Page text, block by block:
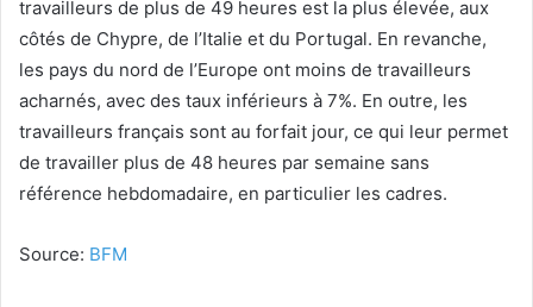
travailleurs de plus de 49 heures est la plus élevée, aux
côtés de Chypre, de l’Italie et du Portugal. En revanche,
les pays du nord de l’Europe ont moins de travailleurs
acharnés, avec des taux inférieurs à 7%. En outre, les
travailleurs français sont au forfait jour, ce qui leur permet
de travailler plus de 48 heures par semaine sans
référence hebdomadaire, en particulier les cadres.
Source: BFM